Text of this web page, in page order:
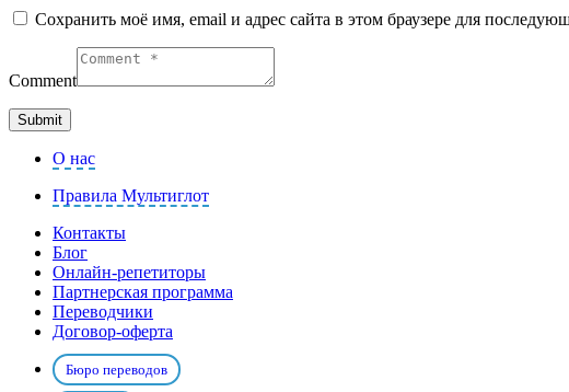
Сохранить моё имя, email и адрес сайта в этом браузере для
Comment
О нас
Правила Мультиглот
Контакты
Блог
Онлайн-репетиторы
Партнерская программа
Переводчики
Договор-оферта
Бюро переводов